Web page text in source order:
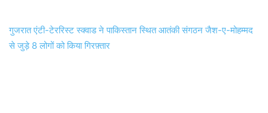
गुजरात एंटी-टेररिस्ट स्क्वाड ने पाकिस्तान स्थित आतंकी संगठन जैश-ए-मोहम्मद
से जुड़े 8 लोगों को किया गिरफ़्तार